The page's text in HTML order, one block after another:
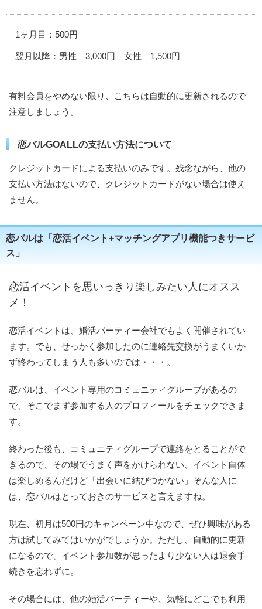
1ヶ月目：500円
翌月以降：男性 3,000円 女性 1,500円
有料会員をやめない限り、こちらは自動的に更新されるので
注意しましょう。
恋バルGOALLの支払い方法について
クレジットカードによる支払いのみです。残念ながら、他の
支払い方法はないので、クレジットカードがない場合は使え
ません。
恋バルは「恋活イベント+マッチングアプリ機能つきサービ
ス」
恋活イベントを思いっきり楽しみたい人にオスス
メ！
恋活イベントは、婚活パーティー会社でもよく開催されてい
ます。でも、せっかく参加したのに連絡先交換がうまくいか
ず終わってしまう人も多いのでは・・・。
恋バルは、イベント専用のコミュニティグループがあるの
で、そこでまず参加する人のプロフィールをチェックできま
す。
終わった後も、コミュニティグループで連絡をとることがで
きるので、その場でうまく声をかけられない、イベント自体
は楽しめるんだけど「出会いに結びつかない」そんな人に
は、恋バルはとっておきのサービスと言えますね。
現在、初月は500円のキャンペーン中なので、ぜひ興味がある
方は試してみてはいかがでしょうか。ただし、自動的に更新
になるので、イベント参加数が思ったより少ない人は退会手
続きを忘れずに。
その場合には、他の婚活パーティーや、気軽にどこでも利用